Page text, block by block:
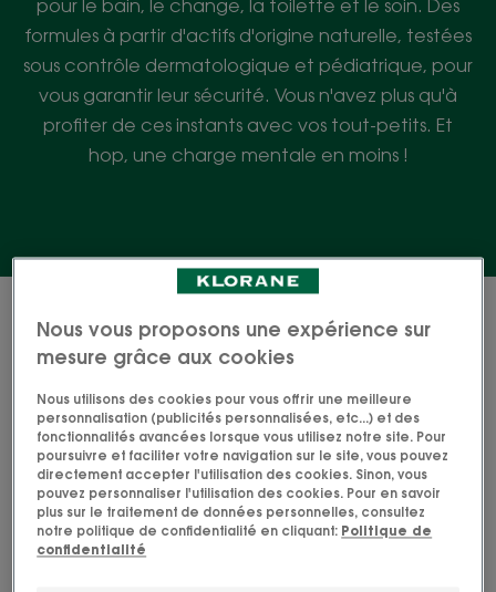
pour le bain, le change, la toilette et le soin. Des
formules à partir d'actifs d'origine naturelle, testées
sous contrôle dermatologique et pédiatrique, pour
vous garantir leur sécurité. Vous n'avez plus qu'à
profiter de ces instants avec vos tout-petits. Et
hop, une charge mentale en moins !
Crème
certifiée
BIO
bébé
Nous vous proposons une expérience sur
mesure grâce aux cookies
Nous utilisons des cookies pour vous offrir une meilleure
personnalisation (publicités personnalisées, etc...) et des
fonctionnalités avancées lorsque vous utilisez notre site. Pour
poursuivre et faciliter votre navigation sur le site, vous pouvez
directement accepter l'utilisation des cookies. Sinon, vous
pouvez personnaliser l'utilisation des cookies. Pour en savoir
plus sur le traitement de données personnelles, consultez
notre politique de confidentialité en cliquant: Politique de
confidentialité